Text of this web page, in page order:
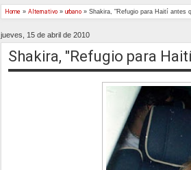
Home » Alternativo » urbano » Shakira, "Refugio para Haití antes
jueves, 15 de abril de 2010
Shakira, "Refugio para